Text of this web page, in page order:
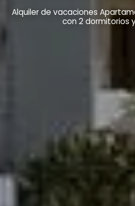
Alquiler de vacaciones
con 2 dormitorios